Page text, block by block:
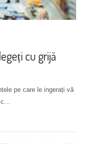
cu grijă
pe care le ingerați vă